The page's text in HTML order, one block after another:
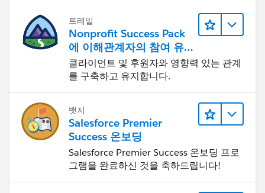
트레일
Nonprofit Success Pack
에 이해관계자의 참여 유
도하기
클라이언트 및 후원자와 영향력 있는 관계
를 구축하고 유지합니다.
뱃지
Salesforce Premier
Success 온보딩
Salesforce Premier Success 온보딩 프로
그램을 완료하신 것을 축하드립니다!